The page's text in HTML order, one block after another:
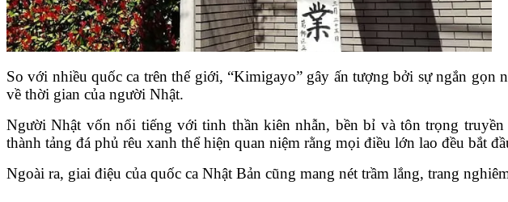
So với nhiều quốc ca trên thế giới, “Kimigayo” gây ấn tượng bởi sự ngắn gọn
về thời gian của người Nhật.
Người Nhật vốn nổi tiếng với tinh thần kiên nhẫn, bền bỉ và tôn trọng
thành tảng đá phủ rêu xanh thể hiện quan niệm rằng mọi điều lớn lao đều bắt
Ngoài ra, giai điệu của quốc ca Nhật Bản cũng mang nét trầm lắng, trang